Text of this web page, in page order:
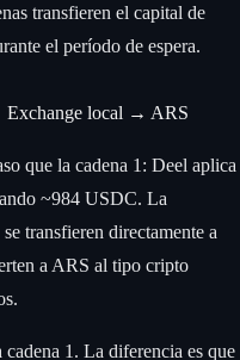
transfieren el capital de
el período de espera.
local → ARS
que la cadena 1: Deel aplica
~984 USDC. La
transfieren directamente a
a ARS al tipo cripto
1. La diferencia es que